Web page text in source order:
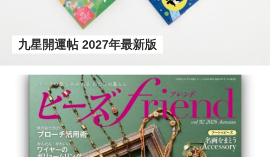
九星開運帖 2027年最新版